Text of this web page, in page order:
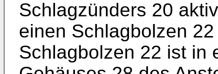
Schlagzünders 20
einen Schlagbolzen
Schlagbolzen 22 ist in